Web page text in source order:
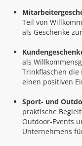
Teil von
als Geschenke
als
Trinkflaschen
einen positiven
Sport- und
praktische
Outdoor-Events
Unternehmens